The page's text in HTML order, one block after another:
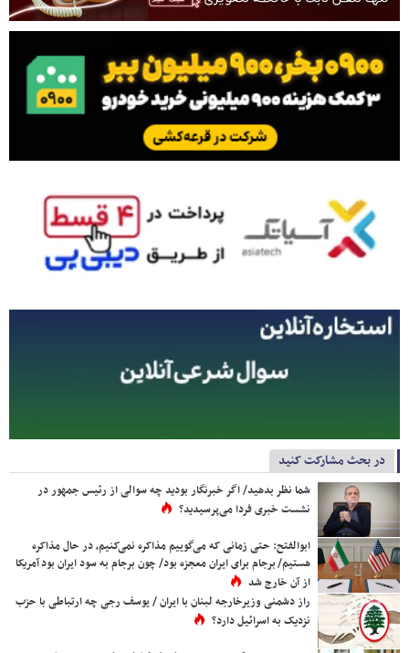
در بحث مشارکت کنید
شما نظر بدهید/ اگر خبرنگار بودید چه سوالی از رئیس جمهور در
نشست خبری فردا می‌پرسیدید؟
ابوالفتح: حتی زمانی که می‌گوییم مذاکره نمی‌کنیم، در حال مذاکره
هستیم/ برجام برای ایران معجزه بود/ چون برجام به سود ایران بود آمریکا
از آن خارج شد
راز دشمنی وزیرخارجه لبنان با ایران / یوسف رجی چه ارتباطی با حزب
نزدیک به اسرائیل دارد؟